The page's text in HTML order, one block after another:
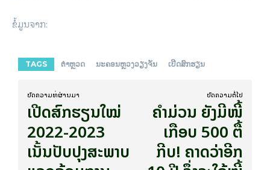
ຂໍ້ມູນຈາກ:
TAGS ຕຳຫຼວດ ນະຄອນຫຼວງວຽງຈັນ ເປີດສົກຮຽນ
ບົດ​ຄວາມ​ທີ່​ຜ່ານ​ມາ
ເປີດສົກຮຽນໃໝ່
2022-2023
ເນັ້ນປັບປຸງສະພາບ
ບົດ​ຄວາມ​ຕໍ່​ໄປ
ຄຳມ່ວນ ຍັງມີໜີ້
ເກືອບ 500 ຕື້
ກີບ! ຄາດວ່າອີກ